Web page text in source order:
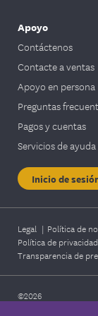
Si tiene
pulmonar
programa
Servicios
Apoyo
Contáctenos
Contacte a ventas
Apoyo en persona
Preguntas
Pagos y cuentas
Servicios de
Inicio de
Legal | Política de
Política de
Transparencia de
©2026
EmblemHealth.